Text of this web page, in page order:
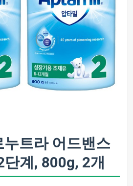
누트라 어드밴스
단계, 800g, 2개